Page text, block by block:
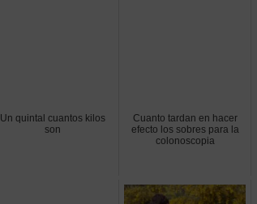
Un quintal cuantos kilos
son
Cuanto tardan en hacer
efecto los sobres para la
colonoscopia